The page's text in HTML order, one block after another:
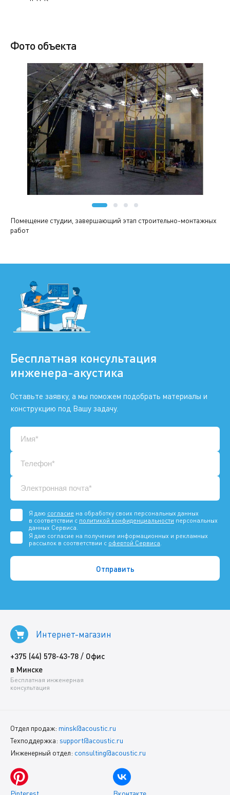
Фото объекта
Помещение студии, завершающий этап строительно-монтажных
работ
Бесплатная консультация
инженера-акустика
Оставьте заявку, а мы поможем подобрать материалы и
конструкцию под Вашу задачу.
Я даю согласие на обработку своих персональных данных
в соответствии с политикой конфиденциальности персональных
данных Сервиса.
Я даю согласие на получение информационных и рекламных
рассылок в соответствии с офертой Сервиса
Интернет-магазин
+375 (44) 578-43-78 / Офис
в Минске
Бесплатная инженерная
консультация
Отдел продаж: minsk@acoustic.ru
Техподдержка: support@acoustic.ru
Инженерный отдел: consulting@acoustic.ru
Pinterest Вконтакте